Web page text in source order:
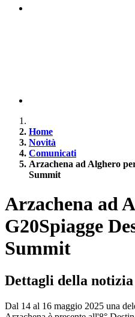
Home
Novità
Comunicati
Arzachena ad Alghero
Summit
Arzachena ad
G20Spiagge
Summit
Dettagli della notizia
Dal 14 al 16 maggio 2025 una